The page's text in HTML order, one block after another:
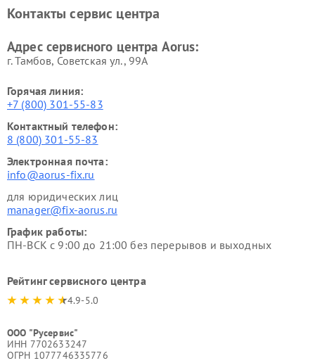
Контакты сервис центра
Адрес сервисного центра Aorus:
г. Тамбов, Советская ул., 99А
Горячая линия:
+7 (800) 301-55-83
Контактный телефон:
8 (800) 301-55-83
Электронная почта:
info@aorus-fix.ru
для юридических лиц
manager@fix-aorus.ru
График работы:
ПН-ВСК с 9:00 до 21:00 без перерывов и выходных
Рейтинг сервисного центра
4.9-5.0
ООО "Русервис"
ИНН 7702633247
ОГРН 1077746335776